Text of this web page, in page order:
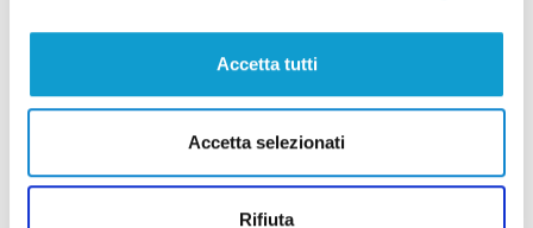
Accetta tutti
Accetta selezionati
Rifiuta
di Sergio Cinquino